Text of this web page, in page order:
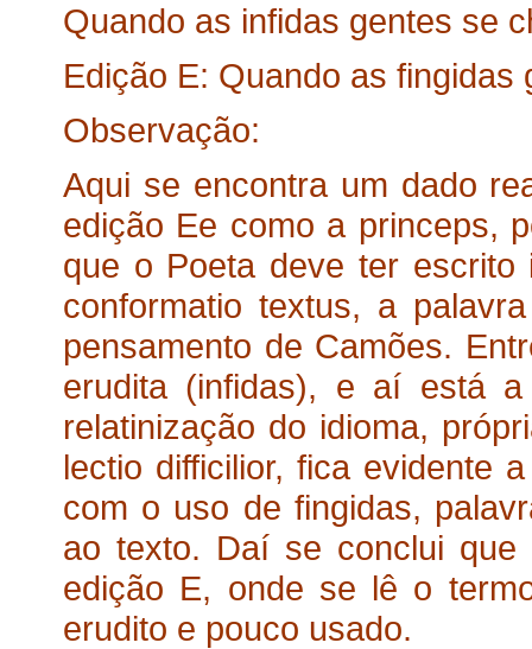
Quando as infidas gentes se
Edição E: Quando as fingidas
Observação:
Aqui se encontra um dado
edição Ee como a princeps,
que o Poeta deve ter escrito
conformatio textus, a
pensamento de Camões.
erudita (infidas), e aí está
relatinização do idioma,
lectio difficilior, fica evidente
com o uso de fingidas,
ao texto. Daí se conclui
edição E, onde se lê o
erudito e pouco usado.